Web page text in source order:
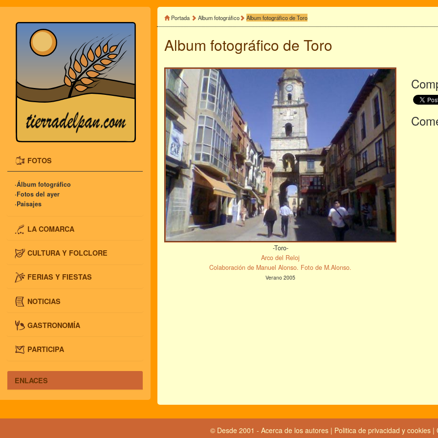
FOTOS
·Álbum fotográfico
·Fotos del ayer
·Paisajes
LA COMARCA
CULTURA Y FOLCLORE
FERIAS Y FIESTAS
NOTICIAS
GASTRONOMÍA
PARTICIPA
ENLACES
Portada Album fotográfico Album fotográfico de Toro
Album fotográfico de Toro
-Toro-
Arco del Reloj
Colaboración de Manuel Alonso. Foto de M.Alonso.
Verano 2005
© Desde 2001 - Acerca de los autores| Politica de privacidad y cookies |